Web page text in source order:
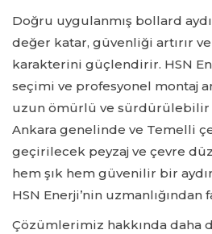
Doğru uygulanmış bollard
değer katar, güvenliği artırır
karakterini güçlendirir. HSN
seçimi ve profesyonel montaj
uzun ömürlü ve sürdürülebilir
Ankara genelinde ve Temelli
geçirilecek peyzaj ve çevre
hem şık hem güvenilir bir
HSN Enerji’nin
Çözümlerimiz hakkında daha